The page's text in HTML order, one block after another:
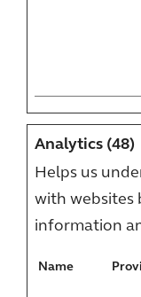
Analytics (48)
Helps us
with websites
information
Name